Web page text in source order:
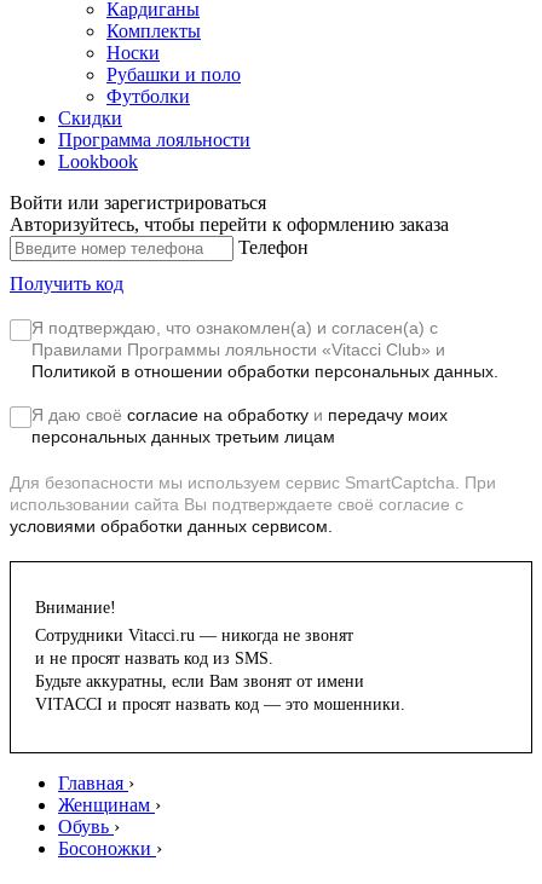
Кардиганы
Комплекты
Носки
Рубашки и поло
Футболки
Скидки
Программа лояльности
Lookbook
Войти или зарегистрироваться
Авторизуйтесь, чтобы перейти к оформлению заказа
Телефон
Получить код
Я подтверждаю, что ознакомлен(а) и согласен(а) с
Правилами Программы лояльности «Vitacci Club» и
Политикой в отношении обработки персональных данных.
Я даю своё согласие на обработку и передачу моих
персональных данных третьим лицам
Для безопасности мы используем сервис SmartCaptcha. При
использовании сайта Вы подтверждаете своё согласие с
условиями обработки данных сервисом.
Внимание!
Сотрудники Vitacci.ru — никогда не звонят
и не просят назвать код из SMS.
Будьте аккуратны, если Вам звонят от имени
VITACCI и просят назвать код — это мошенники.
Главная ›
Женщинам ›
Обувь ›
Босоножки ›